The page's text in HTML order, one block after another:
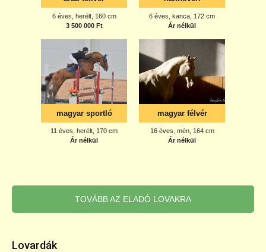
TOVÁBB AZ ELADÓ LOVAKRA
Lovardák